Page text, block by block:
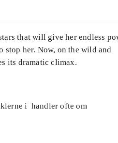
that will give her endless
stop her. Now, on the wild and
its dramatic climax.
i handler ofte om